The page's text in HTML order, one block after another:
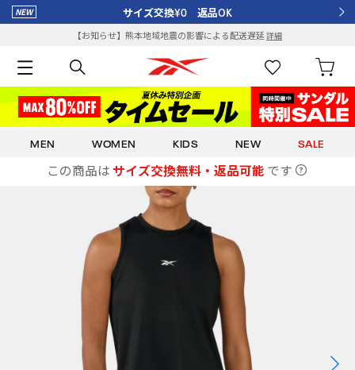
サイズ交換¥0 返品OK
【お知らせ】熊本地域地震の影響による配送遅延詳細
MEN WOMEN KIDS NEW SALE
この商品は サイズ交換無料・返品可能 です